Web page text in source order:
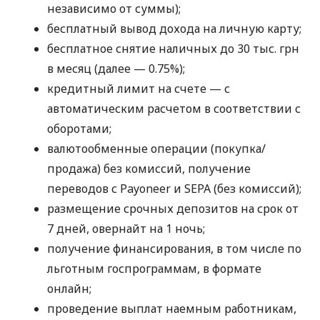
независимо от суммы);
бесплатный вывод дохода на личную карту;
бесплатное снятие наличных до 30 тыс. грн
в месяц (далее — 0.75%);
кредитный лимит на счете — с
автоматическим расчетом в соответствии с
оборотами;
валютообменные операции (покупка/
продажа) без комиссий, получение
переводов с Payoneer и SEPA (без комиссий);
размещение срочных депозитов на срок от
7 дней, овернайт на 1 ночь;
получение финансирования, в том числе по
льготным госпрограммам, в формате
онлайн;
проведение выплат наемным работникам,